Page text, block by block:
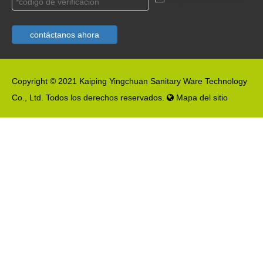
contáctanos ahora
Copyright © 2021 Kaiping Yingchuan Sanitary Ware Technology
Co., Ltd. Todos los derechos reservados.  Mapa del sitio